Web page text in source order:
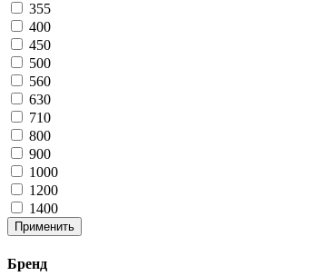
355
400
450
500
560
630
710
800
900
1000
1200
1400
Применить
Бренд